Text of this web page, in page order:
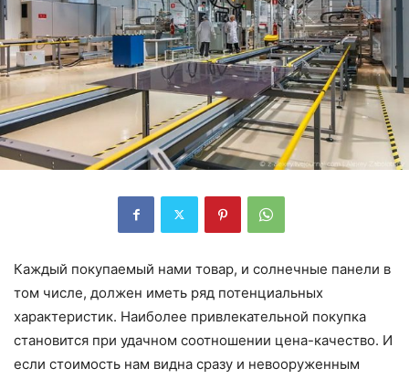
Каждый покупаемый нами товар, и солнечные панели в
том числе, должен иметь ряд потенциальных
характеристик. Наиболее привлекательной покупка
становится при удачном соотношении цена-качество. И
если стоимость нам видна сразу и невооруженным